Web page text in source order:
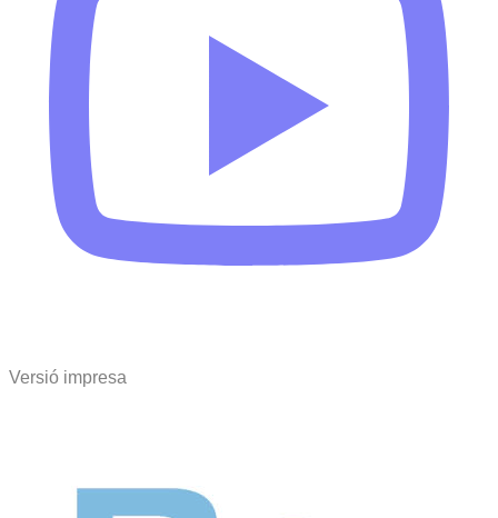
Versió impresa